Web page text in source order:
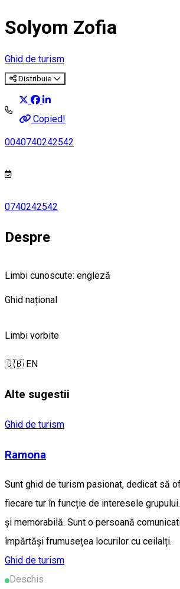
Solyom Zofia
Ghid de turism
Distribuie
Copied!
0040740242542
0740242542
Despre
Limbi cunoscute: engleză
Ghid național
Limbi vorbite
🇬🇧 EN
Alte sugestii
Ghid de turism
Ramona
Sunt ghid de turism pasionat, dedicat să
fiecare tur în funcție de interesele
și memorabilă. Sunt o persoană
împărtăși frumusețea locurilor cu ceilalți.
Ghid de turism
Deschis